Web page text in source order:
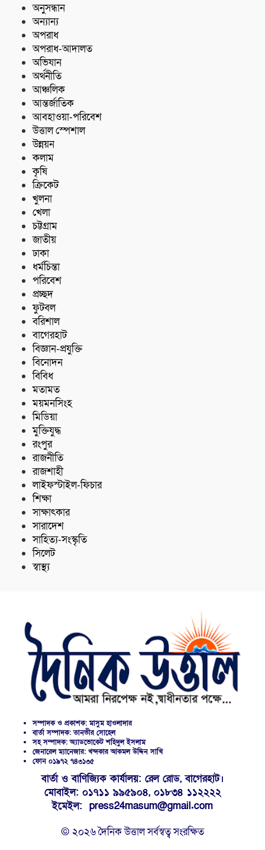
অনুসন্ধান
অন্যান্য
অপরাধ
অপরাধ-আদালত
অভিযান
অর্থনীতি
আঞ্চলিক
আন্তর্জাতিক
আবহাওয়া-পরিবেশ
উত্তাল স্পেশাল
উন্নয়ন
কলাম
কৃষি
ক্রিকেট
খুলনা
খেলা
চট্টগ্রাম
জাতীয়
ঢাকা
ধর্মচিন্তা
পরিবেশ
প্রচ্ছদ
ফুটবল
বরিশাল
বাগেরহাট
বিজ্ঞান-প্রযুক্তি
বিনোদন
বিবিধ
মতামত
ময়মনসিংহ
মিডিয়া
মুক্তিযুদ্ধ
রংপুর
রাজনীতি
রাজশাহী
লাইফস্টাইল-ফিচার
শিক্ষা
সাক্ষাৎকার
সারাদেশ
সাহিত্য-সংস্কৃতি
সিলেট
স্বাস্থ্য
সম্পাদক ও প্রকাশক: মাসুম হাওলাদার
বার্তা সম্পাদক: তানভীর সোহেল
সহ সম্পাদক: অ্যাডভোকেট শহিদুল ইসলাম
জেনারেল ম্যানেজার: খন্দকার আকমল উদ্দিন সাখি
ফোন ০১৯৭২ ৭৪৩১৩৫
বার্তা ও বাণিজ্যিক কার্যালয়: রেল রোড, বাগেরহাট।
মোবাইল: ০১৭১১ ৯৯৫৯০৪, ০১৮৩৪ ১১২২২২
ইমেইল: press24masum@gmail.com
© ২০২৬ দৈনিক উত্তাল সর্বস্বত্ব সংরক্ষিত